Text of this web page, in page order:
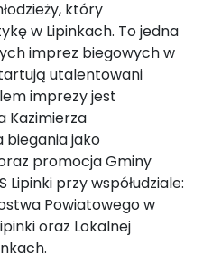
który
w Lipinkach. To jedna
imprez biegowych w
utalentowani
imprezy jest
Kazimierza
biegania jako
promocja Gminy
Lipinki przy współudziale:
Powiatowego w
oraz Lokalnej